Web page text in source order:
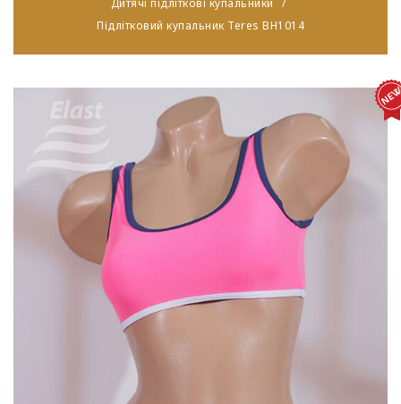
Дитячі підліткові купальники
Підлітковий купальник Teres BH1014